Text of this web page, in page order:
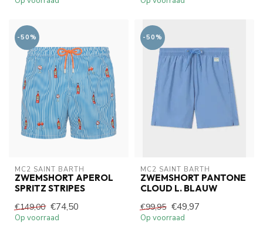
-50%
MC2 SAINT BARTH
ZWEMSHORT APEROL
SPRITZ STRIPES
€149,00 €74,50
Op voorraad
-50%
MC2 SAINT BARTH
ZWEMSHORT PANTONE
CLOUD L. BLAUW
€99,95 €49,97
Op voorraad